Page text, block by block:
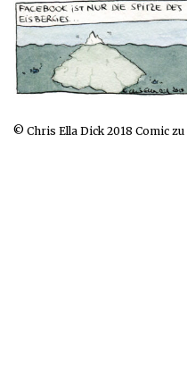
© Chris Ella Dick 2018 Comic